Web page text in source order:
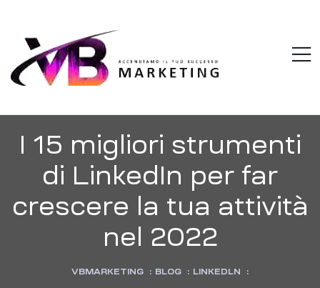
I 15 migliori strumenti
di LinkedIn per far
crescere la tua attività
nel 2022
VBMARKETING : BLOG : LINKEDLN :